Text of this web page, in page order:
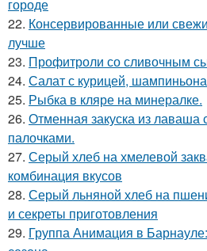
городе
22. Консервированные или
лучше
23. Профитроли со сливочным
24. Салат с курицей,
25. Рыбка в кляре на минералке.
26. Отменная закуска из лаваша
палочками.
27. Серый хлеб на хмелевой
комбинация вкусов
28. Серый льняной хлеб на
и секреты приготовления
29. Группа Анимация в